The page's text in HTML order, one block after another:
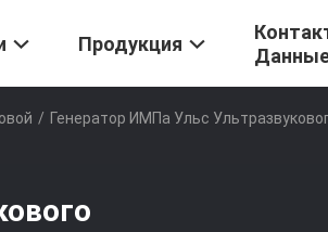
Продукция
/ Генератор ИМПа Ульс